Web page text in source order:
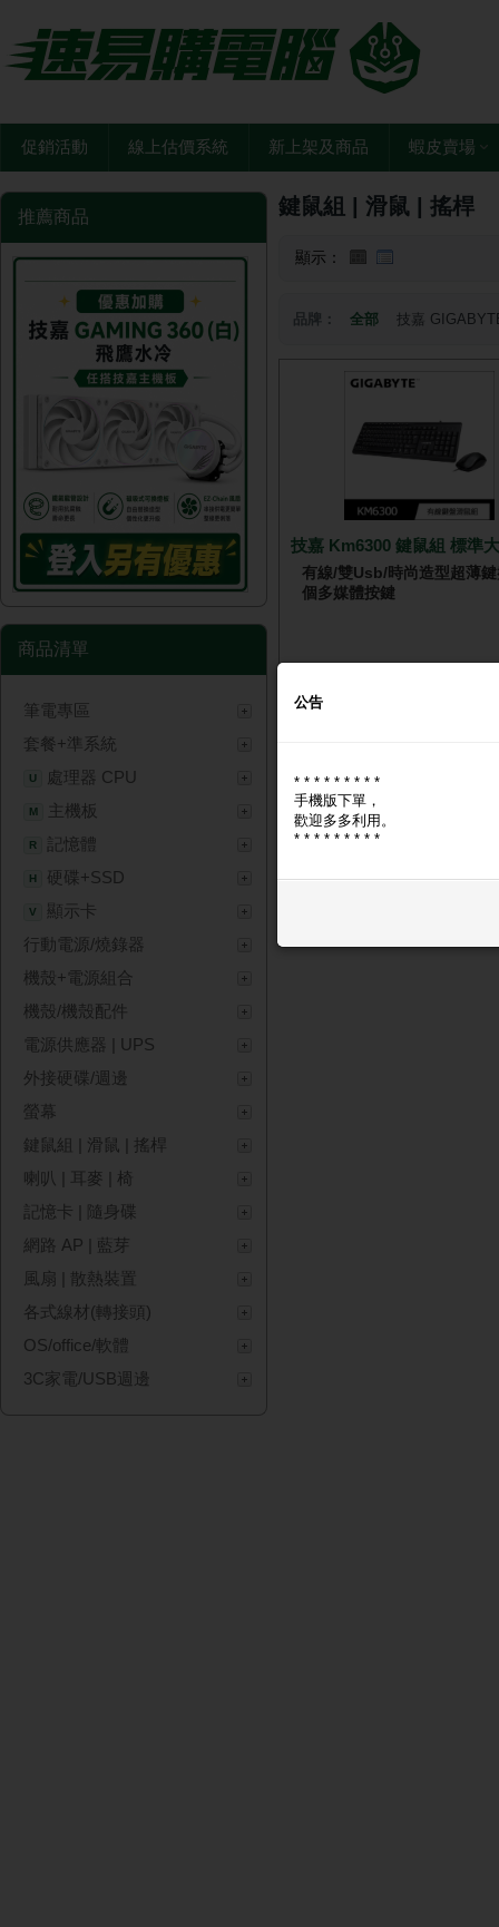
促銷活動 線上估價系統 新上架及商品 蝦皮賣場
推薦商品
商品清單
筆電專區
套餐+準系統
U 處理器 CPU
M 主機板
R 記憶體
H 硬碟+SSD
V
顯示卡
行動電源/燒錄器
機殼+電源組合
機殼/機殼配件
電源供應器 | UPS
外接硬碟/週邊
螢幕
鍵鼠組 | 滑鼠 | 搖桿
喇叭 | 耳麥 | 椅
記憶卡 | 隨身碟
網路 AP | 藍芽
風扇 | 散熱裝置
各式線材(轉接頭)
OS/office/軟體
3C家電/USB週邊
鍵鼠組 | 滑鼠 | 搖桿
顯示：
品牌： 全部 技嘉
技嘉 Km6300 鍵鼠組 標準
有線/雙Usb/時尚造型超薄
個多媒體按鍵
公告
* * * * * * * * *
手機版下單，
歡迎多多利用。
* * * * * * * * *